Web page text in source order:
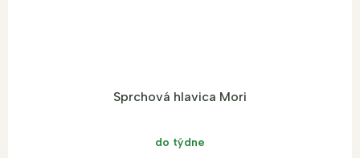
Sprchová hlavica Mori
do týdne